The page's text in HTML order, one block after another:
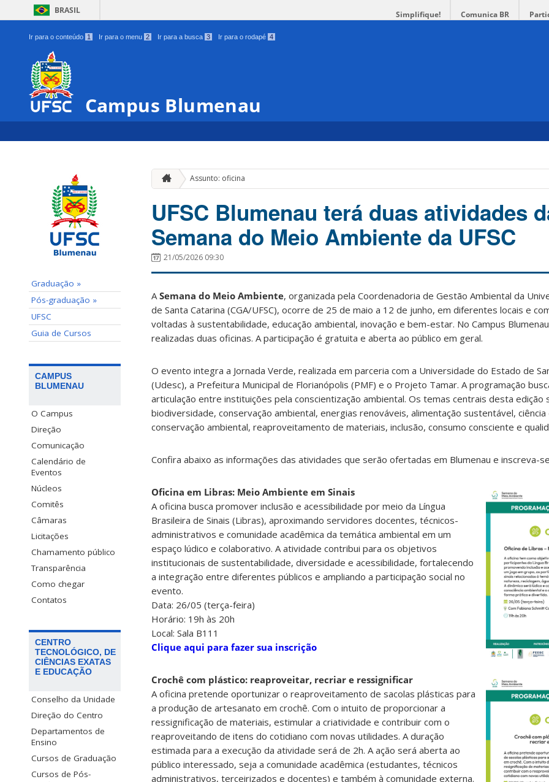
BRASIL Simplifique! Comunica BR
Ir para o conteúdo 1 Ir para o menu 2 Ir para a busca 3 Ir para o rodapé 4
Campus Blumenau
Graduação »
Pós-graduação »
UFSC
Guia de Cursos
CAMPUS
BLUMENAU
O Campus
Direção
Comunicação
Calendário de
Eventos
Núcleos
Comitês
Câmaras
Licitações
Chamamento público
Transparência
Como chegar
Contatos
CENTRO
TECNOLÓGICO, DE
CIÊNCIAS EXATAS
E EDUCAÇÃO
Conselho da Unidade
Direção do Centro
Departamentos de
Ensino
Cursos de Graduação
Cursos de Pós-
Assunto: oficina
UFSC Blumenau terá duas atividades
Semana do Meio Ambiente da UFSC
21/05/2026 09:30
ASemana do Meio Ambiente, organizada pela Coordenadoria de Gestão Ambiental da
de Santa Catarina (CGA/UFSC), ocorre de 25 de maio a 12 de junho, em diferentes locais e
voltadas à sustentabilidade, educação ambiental, inovação e bem-estar. No Campus
realizadas duas oficinas. A participação é gratuita e aberta ao público em geral.
O evento integra a Jornada Verde, realizada em parceria com a Universidade do Estado de
(Udesc), a Prefeitura Municipal de Florianópolis (PMF) e o Projeto Tamar. A programação
articulação entre instituições pela conscientização ambiental. Os temas centrais desta edição
biodiversidade, conservação ambiental, energias renováveis, alimentação sustentável, ciência
conservação ambiental, reaproveitamento de materiais, inclusão, consumo consciente e
Confira abaixo as informações das atividades que serão ofertadas em Blumenau e inscreva-
Oficina em Libras: Meio Ambiente em Sinais
A oficina busca promover inclusão e acessibilidade por meio da Língua
Brasileira de Sinais (Libras), aproximando servidores docentes, técnicos-
administrativos e comunidade acadêmica da temática ambiental em um
espaço lúdico e colaborativo. A atividade contribui para os objetivos
institucionais de sustentabilidade, diversidade e acessibilidade, fortalecendo
a integração entre diferentes públicos e ampliando a participação social no
evento.
Data: 26/05 (terça-feira)
Horário: 19h às 20h
Local: Sala B111
Clique aqui para fazer sua inscrição
Crochê com plástico: reaproveitar, recriar e ressignificar
A oficina pretende oportunizar o reaproveitamento de sacolas plásticas para
a produção de artesanato em crochê. Com o intuito de proporcionar a
ressignificação de materiais, estimular a criatividade e contribuir com o
reaproveitando de itens do cotidiano com novas utilidades. A duração
estimada para a execução da atividade será de 2h. A ação será aberta ao
público interessado, seja a comunidade acadêmica (estudantes, técnicos
administrativos, terceirizados e docentes) e também à comunidade externa.